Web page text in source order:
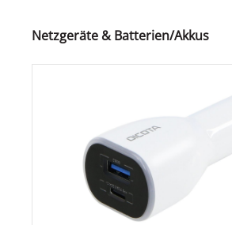
Produktgalerie überspringen
Netzgeräte & Batterien/Akkus